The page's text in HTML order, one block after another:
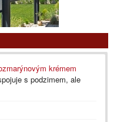
krémem
s podzimem, ale